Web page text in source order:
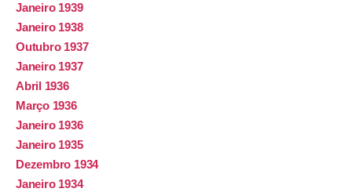
Janeiro 1939
Janeiro 1938
Outubro 1937
Janeiro 1937
Abril 1936
Março 1936
Janeiro 1936
Janeiro 1935
Dezembro 1934
Janeiro 1934